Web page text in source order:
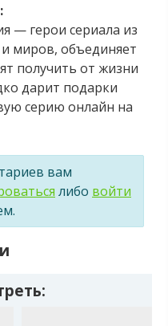
— герои сериала из
миров, объединяет
получить от жизни
дарит подарки
серию онлайн на
вам
либо войти